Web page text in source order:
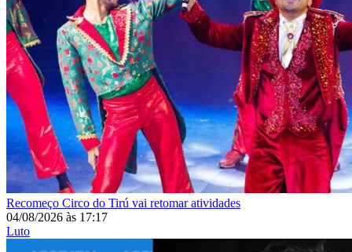
Recomeço Circo do Tirú vai retomar atividades
04/08/2026 às 17:17
Luto